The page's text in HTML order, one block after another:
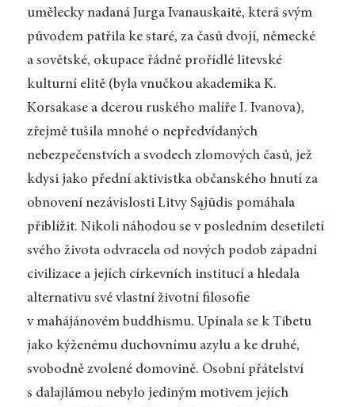
umělecky nadaná Jurga Ivanauskaitė, která svým
původem patřila ke staré, za časů dvojí, německé
a sovětské, okupace řádně prořídlé litevské
kulturní elitě (byla vnučkou akademika K.
Korsakase a dcerou ruského malíře I. Ivanova),
zřejmě tušila mnohé o nepředvídaných
nebezpečenstvích a svodech zlomových časů, jež
kdysi jako přední aktivistka občanského hnutí za
obnovení nezávislosti Litvy Sąjūdis pomáhala
přiblížit. Nikoli náhodou se v posledním desetiletí
svého života odvracela od nových podob západní
civilizace a jejích církevních institucí a hledala
alternativu své vlastní životní filosofie
v mahájánovém buddhismu. Upínala se k Tibetu
jako kýženému duchovnímu azylu a ke druhé,
svobodně zvolené domovině. Osobní přátelství
s dalajlámou nebylo jediným motivem jejích